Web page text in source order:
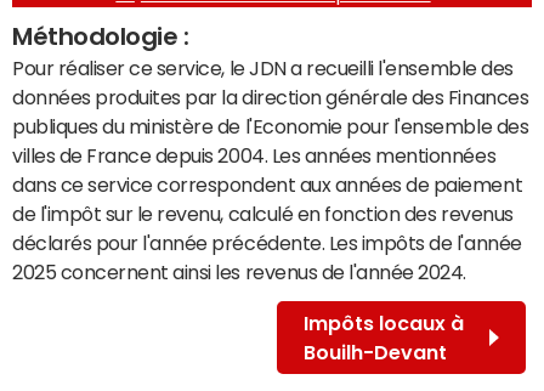
Méthodologie :
Pour réaliser ce service, le JDN a recueilli l'ensemble des
données produites par la direction générale des Finances
publiques du ministère de l'Economie pour l'ensemble des
villes de France depuis 2004. Les années mentionnées
dans ce service correspondent aux années de paiement
de l'impôt sur le revenu, calculé en fonction des revenus
déclarés pour l'année précédente. Les impôts de l'année
2025 concernent ainsi les revenus de l'année 2024.
Impôts locaux à
Bouilh-Devant